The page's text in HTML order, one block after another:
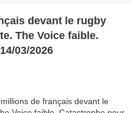
devant le rugby
The Voice faible.
03/2026